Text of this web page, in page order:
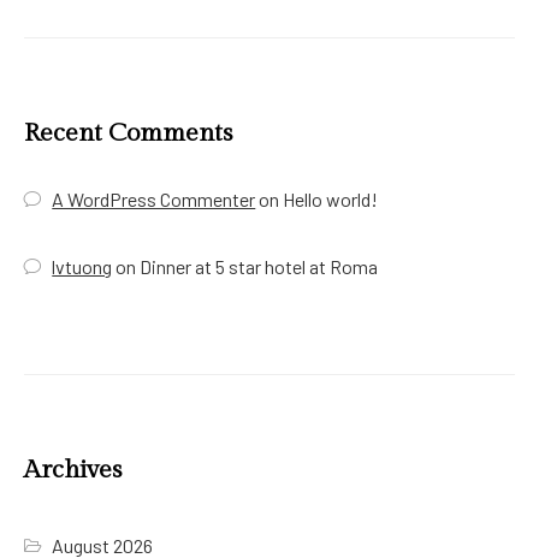
Recent Comments
A WordPress Commenteron Hello world!
lvtuong on Dinner at 5 star hotel at Roma
Archives
August 2026